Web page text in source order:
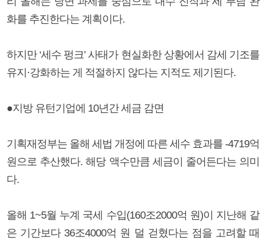
화를 추진한다는 계획이다.
하지만 ‘세수 펑크’ 사태가 현실화한 상황에서 감세 기조를
유지·강화하는 게 적절하지 않다는 지적도 제기된다.
●지방 유턴기업에 10년간 세금 감면
기획재정부는 올해 세법 개정에 따른 세수 효과를 -4719억
원으로 추산했다. 해당 액수만큼 세금이 줄어든다는 의미
다.
올해 1~5월 누계 국세 수입(160조2000억 원)이 지난해 같
은 기간보다 36조4000억 원 덜 걷혔다는 점을 고려할 때